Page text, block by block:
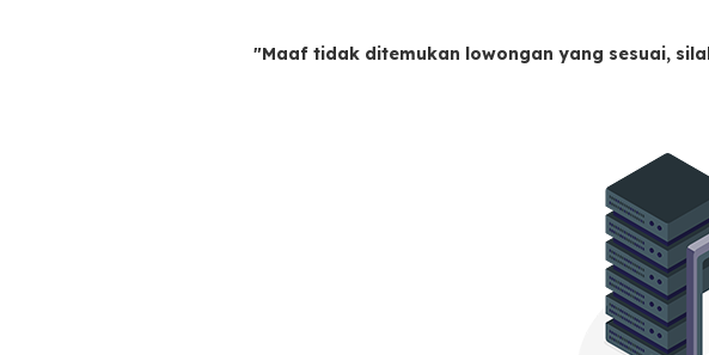
"Maaf tidak ditemukan lowongan yang sesuai,